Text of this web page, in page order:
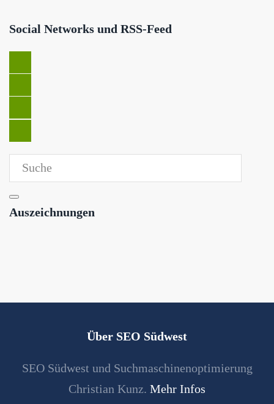
Social Networks und RSS-Feed
Auszeichnungen
Über SEO Südwest
SEO Südwest und Suchmaschinenoptimierung
Christian Kunz. Mehr Infos